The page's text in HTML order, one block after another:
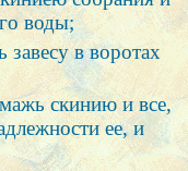
воды;
завесу в воротах
скинию и все,
ее, и